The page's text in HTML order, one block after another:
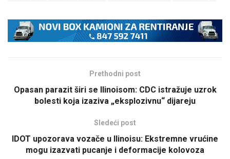
Prethodni post
Opasan parazit širi se Ilinoisom: CDC istražuje uzrok
bolesti koja izaziva „eksplozivnu“ dijareju
Sledeći post
IDOT upozorava vozače u Ilinoisu: Ekstremne vrućine
mogu izazvati pucanje i deformacije kolovoza